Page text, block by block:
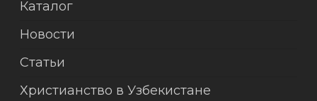
Каталог
Новости
Статьи
Христианство в Узбекистане